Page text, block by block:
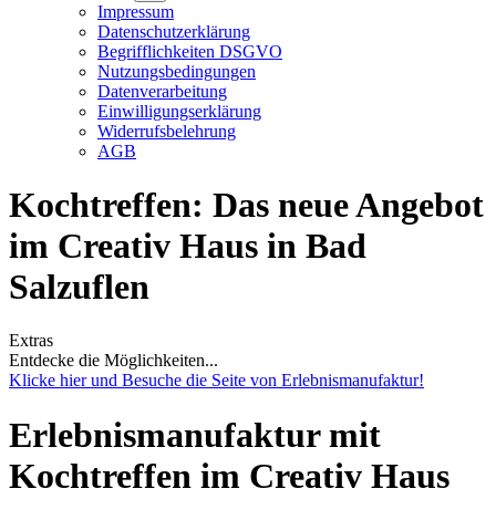
Impressum
Datenschutzerklärung
Begrifflichkeiten DSGVO
Nutzungsbedingungen
Datenverarbeitung
Einwilligungserklärung
Widerrufsbelehrung
AGB
Kochtreffen: Das neue Angebot
im Creativ Haus in Bad
Salzuflen
Extras
Entdecke die Möglichkeiten...
Klicke hier und Besuche die Seite von Erlebnismanufaktur!
Erlebnismanufaktur mit
Kochtreffen im Creativ Haus